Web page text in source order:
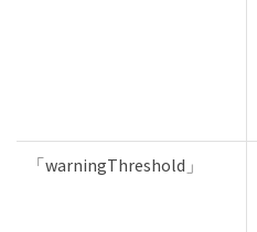
「warningThreshold」